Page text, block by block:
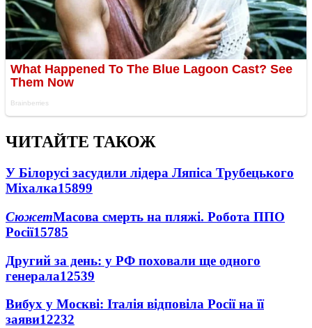
ЧИТАЙТЕ ТАКОЖ
У Білорусі засудили лідера Ляпіса Трубецького
Міхалка15899
СюжетМасова смерть на пляжі. Робота ППО
Росії15785
Другий за день: у РФ поховали ще одного
генерала12539
Вибух у Москві: Італія відповіла Росії на її
заяви12232